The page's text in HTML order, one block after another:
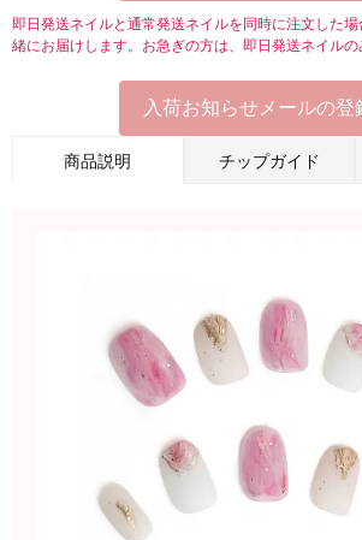
即日発送ネイルと通常発送ネイルを同時に注文した
緒にお届けします。お急ぎの方は、即日発送ネイルの
入荷お知らせメールの登
商品説明 チップガイド